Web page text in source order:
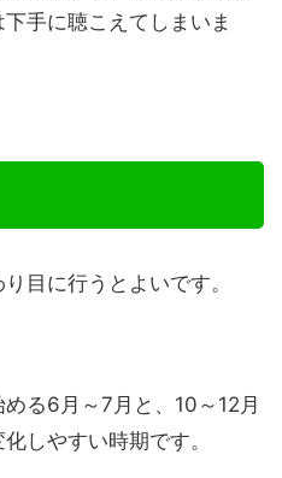
手に聴こえてしまいま
目に行うとよいです。
る6月～7月と、10～12月
しやすい時期です。